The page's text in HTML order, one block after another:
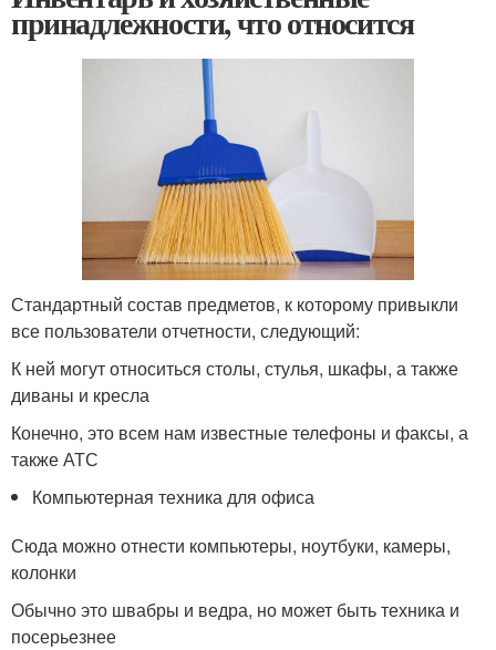
принадлежности, что относится
Стандартный состав предметов, к которому привыкли
все пользователи отчетности, следующий:
К ней могут относиться столы, стулья, шкафы, а также
диваны и кресла
Конечно, это всем нам известные телефоны и факсы, а
также АТС
Компьютерная техника для офиса
Сюда можно отнести компьютеры, ноутбуки, камеры,
колонки
Обычно это швабры и ведра, но может быть техника и
посерьезнее